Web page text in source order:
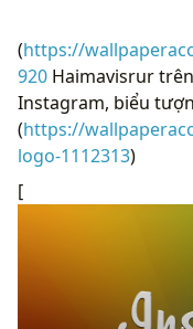
(https://
920 Haimavisrur
Instagram, biểu
(https://
logo-1112313)
[